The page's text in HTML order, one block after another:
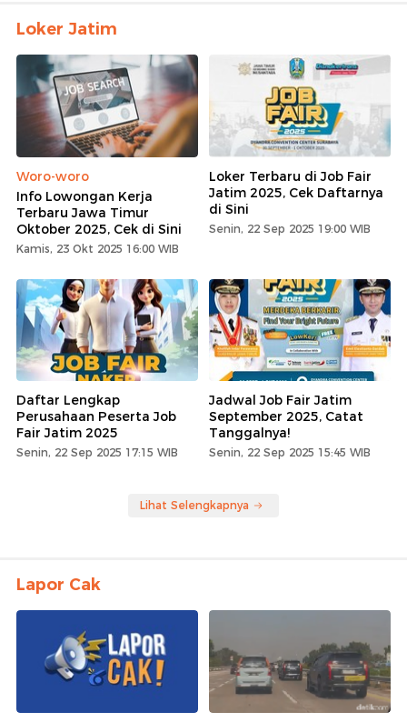
Loker Jatim
Woro-woro
Info Lowongan Kerja
Terbaru Jawa Timur
Oktober 2025, Cek di Sini
Kamis, 23 Okt 2025 16:00 WIB
Loker Terbaru di Job Fair
Jatim 2025, Cek Daftarnya
di Sini
Senin, 22 Sep 2025 19:00 WIB
Daftar Lengkap
Perusahaan Peserta Job
Fair Jatim 2025
Senin, 22 Sep 2025 17:15 WIB
Jadwal Job Fair Jatim
September 2025, Catat
Tanggalnya!
Senin, 22 Sep 2025 15:45 WIB
Lihat Selengkapnya
Lapor Cak